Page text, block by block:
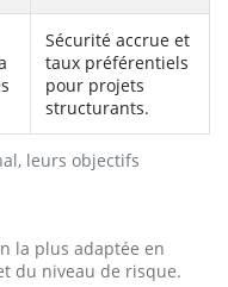
leurs objectifs
Sécurité accrue et
taux préférentiels
pour projets
structurants.
la plus adaptée en
du niveau de risque.